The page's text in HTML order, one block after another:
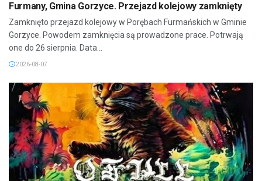
Furmany, Gmina Gorzyce. Przejazd kolejowy zamknięty
Zamknięto przejazd kolejowy w Porębach Furmańskich w Gminie
Gorzyce. Powodem zamknięcia są prowadzone prace. Potrwają
one do 26 sierpnia. Data...
2026-08-07